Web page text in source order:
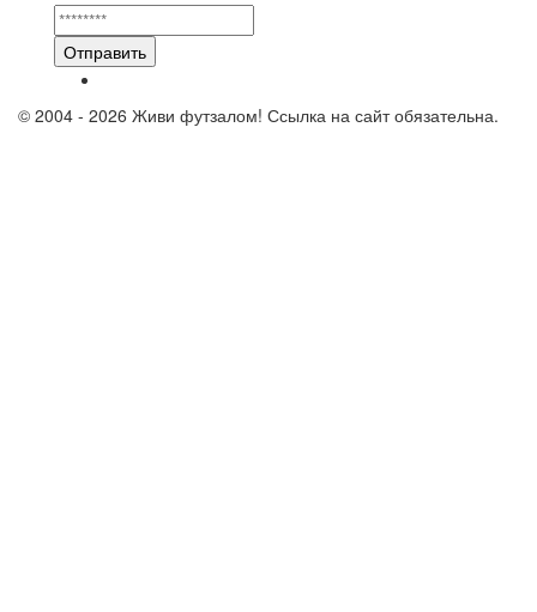
Отправить
© 2004 - 2026 Живи футзалом! Ссылка на сайт обязательна.